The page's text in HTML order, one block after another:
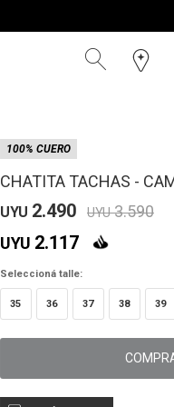
100% CUERO
CHATITA TACHAS -
UYU 2.490 UYU 3.590
UYU 2.117
Seleccioná talle:
35 36 37 38 39